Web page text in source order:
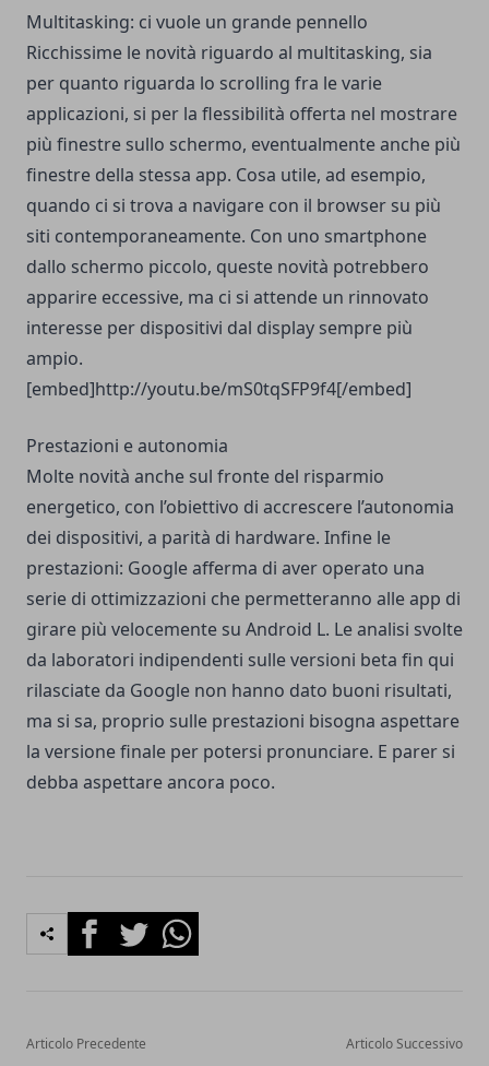
Multitasking: ci vuole un grande pennello
Ricchissime le novità riguardo al multitasking, sia
per quanto riguarda lo scrolling fra le varie
applicazioni, si per la flessibilità offerta nel mostrare
più finestre sullo schermo, eventualmente anche più
finestre della stessa app. Cosa utile, ad esempio,
quando ci si trova a navigare con il browser su più
siti contemporaneamente. Con uno smartphone
dallo schermo piccolo, queste novità potrebbero
apparire eccessive, ma ci si attende un rinnovato
interesse per dispositivi dal display sempre più
ampio.
[embed]http://youtu.be/mS0tqSFP9f4[/embed]
Prestazioni e autonomia
Molte novità anche sul fronte del risparmio
energetico, con l’obiettivo di accrescere l’autonomia
dei dispositivi, a parità di hardware. Infine le
prestazioni: Google afferma di aver operato una
serie di ottimizzazioni che permetteranno alle app di
girare più velocemente su Android L. Le analisi svolte
da laboratori indipendenti sulle versioni beta fin qui
rilasciate da Google non hanno dato buoni risultati,
ma si sa, proprio sulle prestazioni bisogna aspettare
la versione finale per potersi pronunciare. E parer si
debba aspettare ancora poco.
FacebookTwitterWhatsapp
Articolo Precedente Articolo Successivo